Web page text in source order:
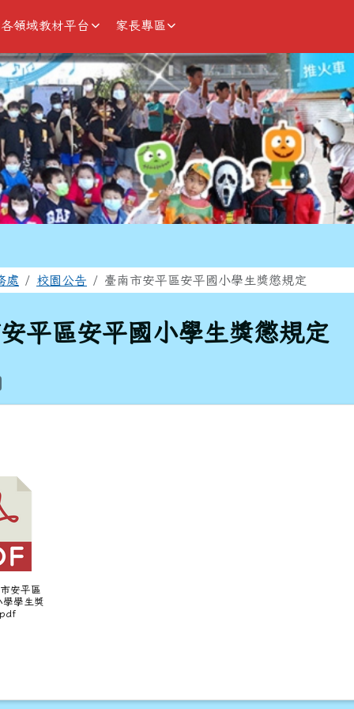
各領域教材平台 家長專區
處 校園公告 臺南市安平區安平國小學生獎懲規定
平區安平國小學生獎懲規定
財團法人黃家古厝文化藝術基金會115年度第二屆兒童美術比
安平區
學學生獎